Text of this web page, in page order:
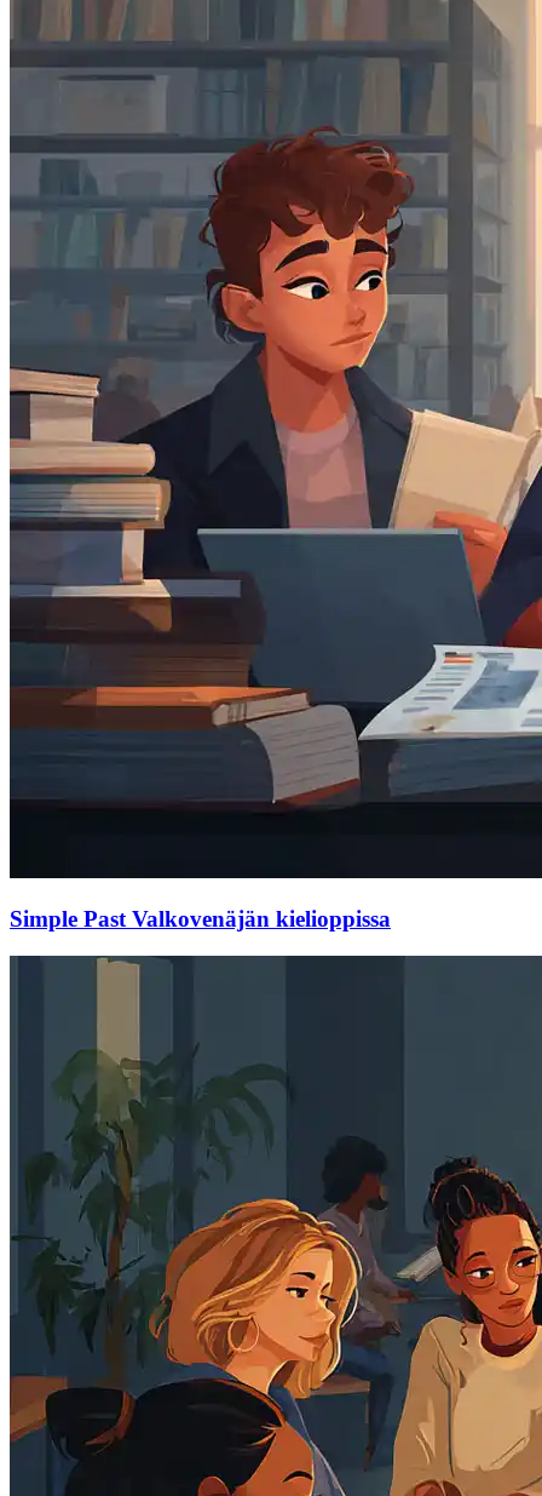
Simple Past Valkovenäjän kielioppissa